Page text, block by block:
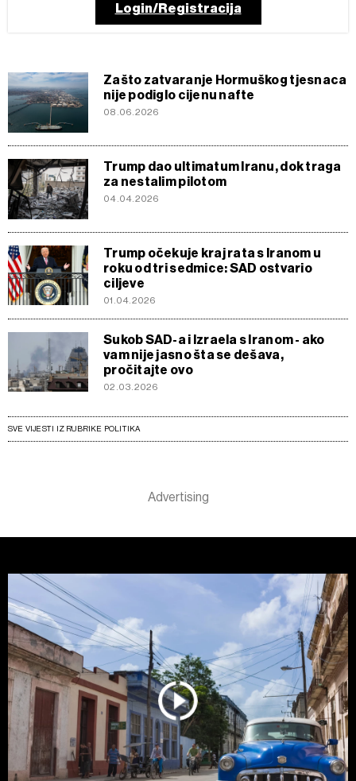
Login/Registracija
Zašto zatvaranje Hormuškog tjesnaca
nije podiglo cijenu nafte
08.06.2026
Trump dao ultimatum Iranu, dok traga
za nestalim pilotom
04.04.2026
Trump očekuje kraj rata s Iranom u
roku od tri sedmice: SAD ostvario
ciljeve
01.04.2026
Sukob SAD-a i Izraela s Iranom - ako
vam nije jasno šta se dešava,
pročitajte ovo
02.03.2026
SVE VIJESTI IZ RUBRIKE POLITIKA